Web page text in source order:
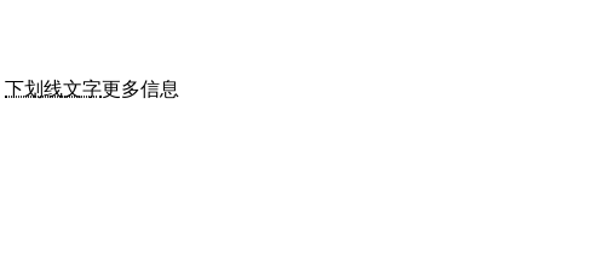
下划线文字更多信息